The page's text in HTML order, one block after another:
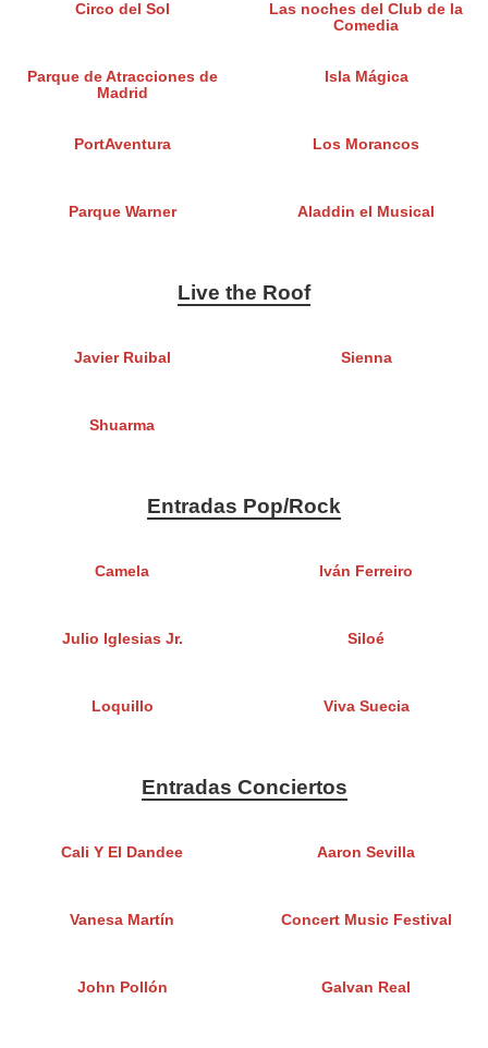
Circo del Sol
Las noches del Club de la
Comedia
Parque de Atracciones de
Madrid
Isla Mágica
PortAventura Los Morancos
Parque Warner Aladdin el Musical
Live the Roof
Javier Ruibal Sienna
Shuarma
Entradas Pop/Rock
Camela Iván Ferreiro
Julio Iglesias Jr. Siloé
Loquillo Viva Suecia
Entradas Conciertos
Cali Y El Dandee Aaron Sevilla
Vanesa Martín Concert Music Festival
John Pollón Galvan Real